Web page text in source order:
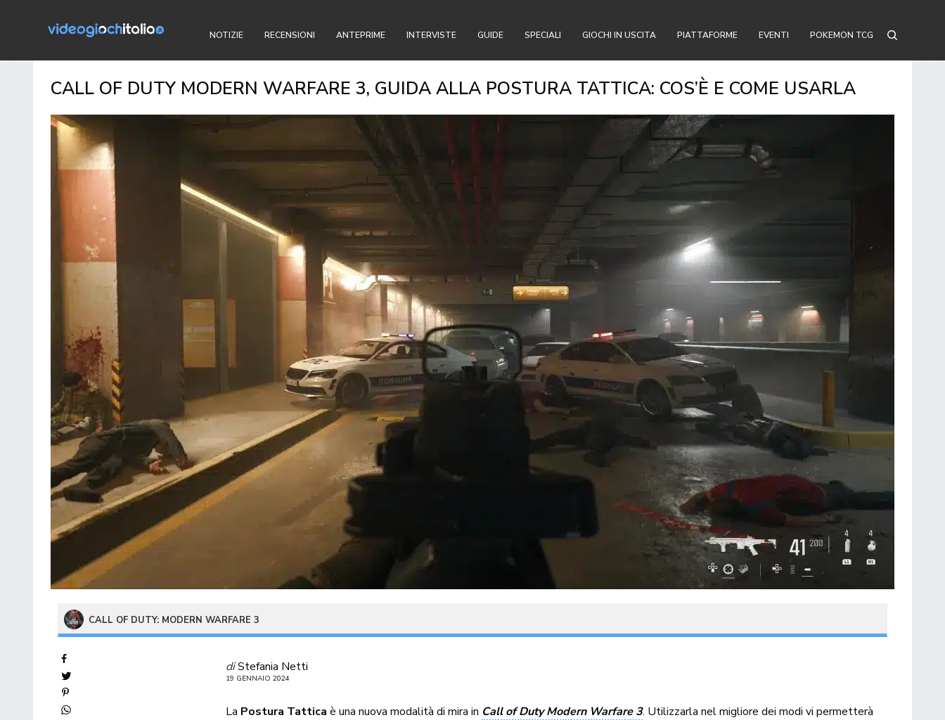
NOTIZIE RECENSIONI ANTEPRIME INTERVISTE GUIDE SPECIALI GIOCHI IN USCITA PIATTAFORME EVENTI POKEMON TCG
CALL OF DUTY MODERN WARFARE 3, GUIDA ALLA POSTURA TATTICA: COS’È E COME USARLA
CALL OF DUTY: MODERN WARFARE 3
diStefania Netti
19 GENNAIO 2024
La Postura Tattica è una nuova modalità di mira in Call of Duty Modern Warfare 3. Utilizzarla nel migliore dei modi vi permetterà